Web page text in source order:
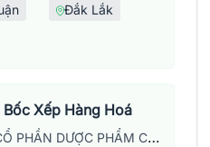
Đắk Lắk
Bốc Xếp Hàng Hoá
CÔNG TY CỔ PHẦN DƯỢC PHẨM CPC1 HÀ NỘI